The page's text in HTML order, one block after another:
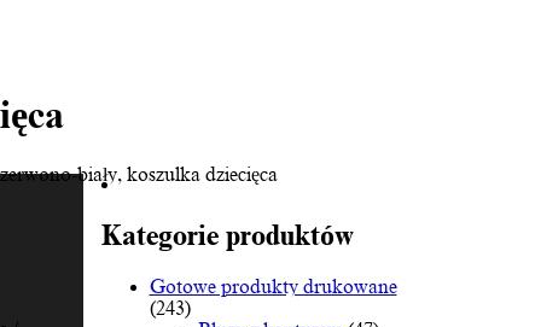
biały, koszulka dziecięca
Kategorie produktów
Gotowe produkty drukowane
(243)